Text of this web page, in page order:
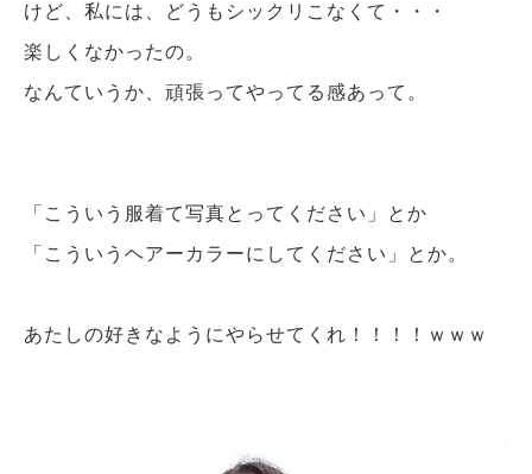
けど、私には、どうもシックリこなくて・・・
楽しくなかったの。
なんていうか、頑張ってやってる感あって。
「こういう服着て写真とってください」とか
「こういうヘアーカラーにしてください」とか。
あたしの好きなようにやらせてくれ！！！！ｗｗｗ